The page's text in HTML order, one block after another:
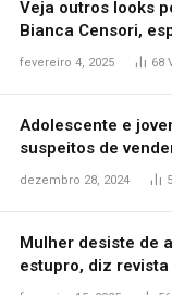
Veja outros looks
Bianca Censori,
West que apareceu
fevereiro 4, 2025 68
Adolescente e
suspeitos de
de delegacia e
dezembro 28, 2024
Mulher desiste de
estupro, diz revista